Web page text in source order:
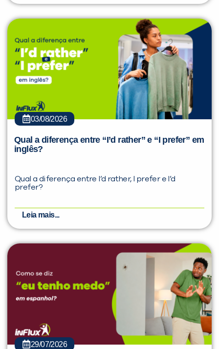
03/08/2026
Qual a diferença entre “I’d rather” e “I prefer” em
inglês?
Qual a diferença entre I’d rather, I prefer e I’d
prefer?
Leia mais...
29/07/2026